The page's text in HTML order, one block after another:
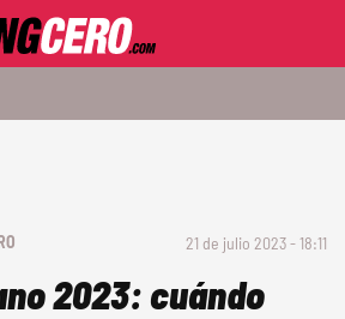
21 de julio 2023 - 18:11
2023: cuándo